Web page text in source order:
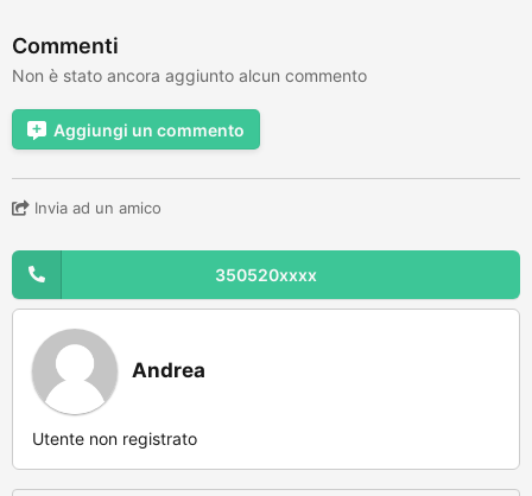
Commenti
Non è stato ancora aggiunto alcun commento
Aggiungi un commento
Invia ad un amico
350520xxxx
Andrea
Utente non registrato